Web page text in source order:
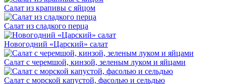
Салат из крапивы с яйцом
Салат из сладкого перца
Новогодний «Царский» салат
Салат с черемшой, кинзой, зеленым луком и яйцами
Салат с морской капустой, фасолью и сельдью